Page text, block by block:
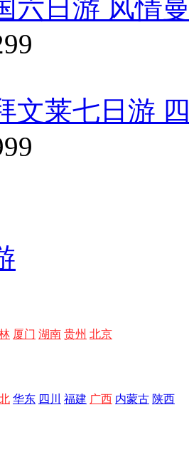
六日游 风情
文莱七日游
厦门 湖南 贵州 北京
华东 四川 福建 广西 内蒙古 陕西